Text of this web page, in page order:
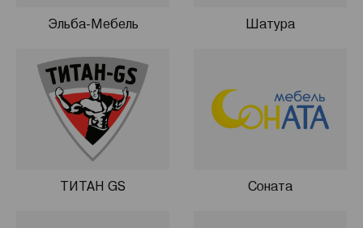
Эльба-Мебель Шатура
ТИТАН GS Соната